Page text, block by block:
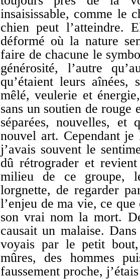
insaisissable, comme le
chien peut l’atteindre.
déformé où la nature
faire de chacune le
générosité, l’autre
qu’étaient leurs
mêlé, veulerie et
sans un soutien de rouge
séparées, nouvelles,
nouvel art. Cependant
j’avais souvent le
dû rétrograder et
milieu de ce groupe,
lorgnette, de regarder
l’enjeu de ma vie, ce
son vrai nom la mort.
causait un malaise.
voyais par le petit
mûres, des hommes
faussement proche,